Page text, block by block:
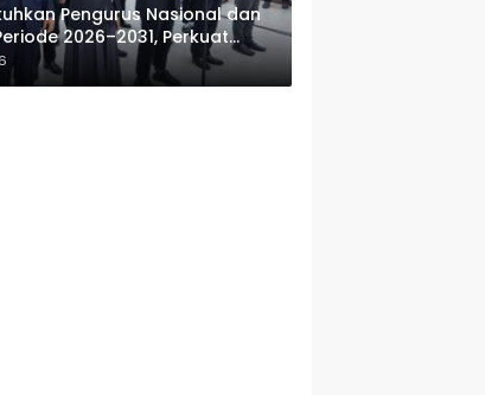
Pengurus Nasional dan
2026–2031, Perkuat
Sektor Publik